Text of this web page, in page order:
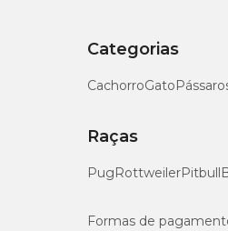
Categorias
CachorroGato
Raças
PugRottweilerPitbull
Formas de